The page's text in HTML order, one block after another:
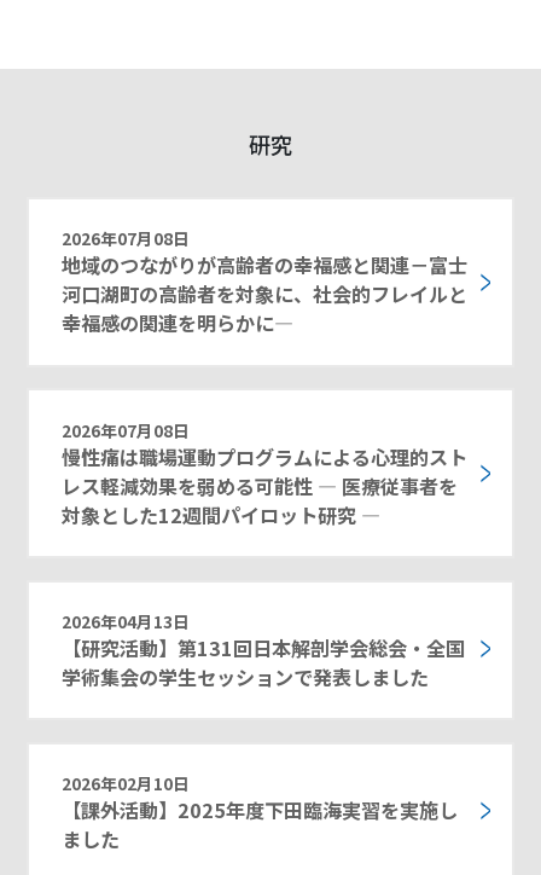
研究
2026年07月08日
地域のつながりが高齢者の幸福感と関連－富士
河口湖町の高齢者を対象に、社会的フレイルと
幸福感の関連を明らかに―
2026年07月08日
慢性痛は職場運動プログラムによる心理的スト
レス軽減効果を弱める可能性 ― 医療従事者を
対象とした12週間パイロット研究 ―
2026年04月13日
【研究活動】第131回日本解剖学会総会・全国
学術集会の学生セッションで発表しました
2026年02月10日
【課外活動】2025年度下田臨海実習を実施し
ました